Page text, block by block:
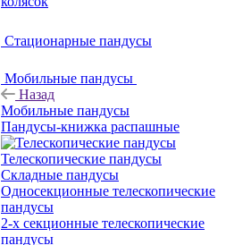
Стационарные пандусы
Мобильные пандусы
Назад
Мобильные пандусы
Пандусы-книжка распашные
Телескопические пандусы
Складные пандусы
Односекционные телескопические
пандусы
2-х секционные телескопические
пандусы